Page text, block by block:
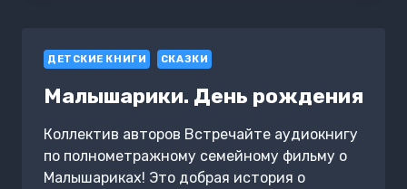
ДОБИТЬСЯ
В
ОДЕРЖИМОМ
РАННИМ
РАЗВИТИЕМ»
ДЕТСКИЕ КНИГИ СКАЗКИ
Малышарики. День рождения
Коллектив авторов Встречайте аудиокнигу
по полнометражному семейному фильму о
Малышариках! Это добрая история о